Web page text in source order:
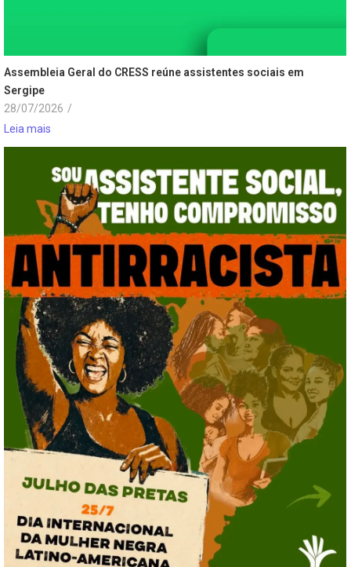
Assembleia Geral do CRESS reúne assistentes sociais em
Sergipe
28/07/2026 /
Leia mais